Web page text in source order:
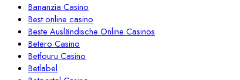
Bananzia Casino
Best online casino
Beste Ausländische Online Casinos
Betero Casino
Betfouru Casino
Betlabel